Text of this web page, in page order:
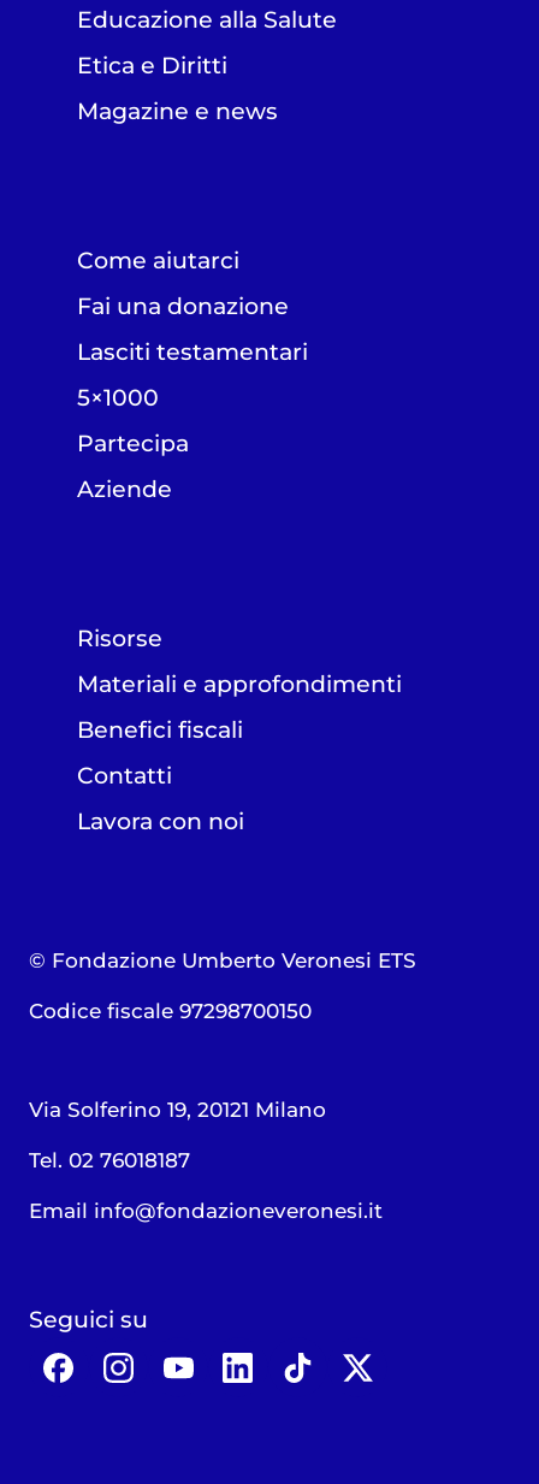
Educazione alla Salute
Etica e Diritti
Magazine e news
Come aiutarci
Fai una donazione
Lasciti testamentari
5×1000
Partecipa
Aziende
Risorse
Materiali e approfondimenti
Benefici fiscali
Contatti
Lavora con noi
© Fondazione Umberto Veronesi ETS
Codice fiscale 97298700150
Via Solferino 19, 20121 Milano
Tel. 02 76018187
Email info@fondazioneveronesi.it
Seguici su